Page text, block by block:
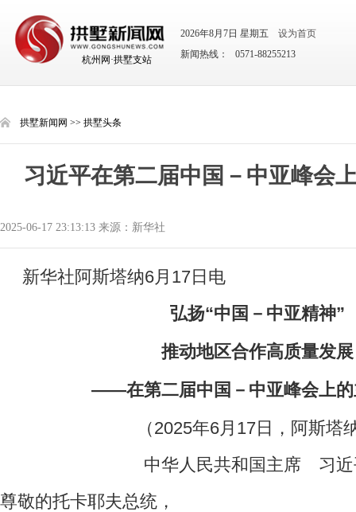
杭州网·拱墅支站
2026年8月7日 星期五
设为首页
新闻热线： 0571-88255213
拱墅新闻网 >> 拱墅头条
习近平在第二届中国－中亚峰会
2025-06-17 23:13:13 来源：新华社
新华社阿斯塔纳6月17日电
弘扬“中国－中亚精神”
推动地区合作高质量发展
——在第二届中国－中亚峰会上的
（2025年6月17日，阿斯塔
中华人民共和国主席 习
尊敬的托卡耶夫总统，